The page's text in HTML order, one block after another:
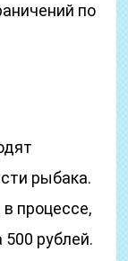
по
рыбака.
процессе,
рублей.